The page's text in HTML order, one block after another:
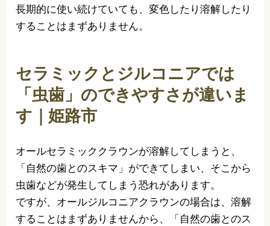
長期的に使い続けていても、変色したり溶解したり
することはまずありません。
セラミックとジルコニアでは
「虫歯」のできやすさが違いま
す｜姫路市
オールセラミッククラウンが溶解してしまうと、
「自然の歯とのスキマ」ができてしまい、そこから
虫歯などが発生してしまう恐れがあります。
ですが、オールジルコニアクラウンの場合は、溶解
することはまずありませんから、「自然の歯とのス